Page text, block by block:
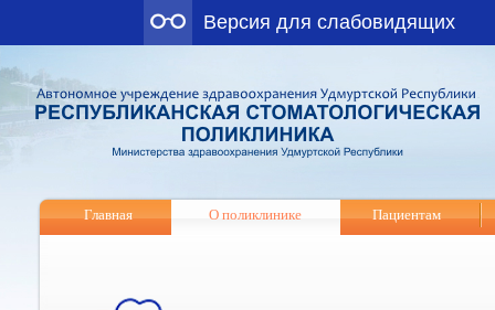
Версия для слабовидящих
Главная О поликлинике Пациентам